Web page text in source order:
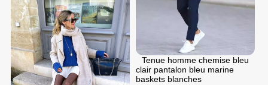
Tenue homme chemise bleu
clair pantalon bleu marine
baskets blanches